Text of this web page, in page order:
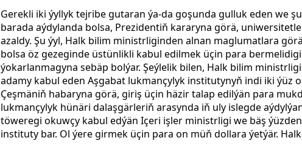
Gerekli iki ýyllyk tejribe gutaran ýa-da goşunda gulluk eden we
barada aýdylanda bolsa, Prezidentiň kararyna görä,
azaldy. Şu ýyl, Halk bilim ministrliginden alnan maglumatlara
bolsa öz gezeginde üstünlikli kabul edilmek üçin para
ýokarlanmagyna sebäp bolýar. Şeýlelik bilen, Halk bilim
adamy kabul eden Aşgabat lukmançylyk institutynyň indi iki ýüz
Çeşmäniň habaryna görä, giriş üçin häzir talap edilýän para
lukmançylyk hünäri dalaşgärleriň arasynda iň uly islegde
töweregi okuwçy kabul edýän Içeri işler ministrligi we bäş
instituty bar. Ol ýere girmek üçin para on müň dollara ýetýär.